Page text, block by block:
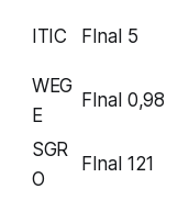
ITIC FInal 5
WEG
E
FInal 0,98
SGR
O
FInal 121